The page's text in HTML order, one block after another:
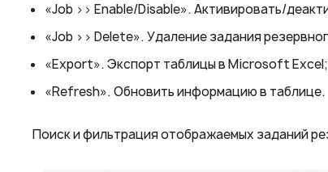
«Job >> Enable/Disable». Активировать/
«Job >> Delete». Удаление задания
«Export». Экспорт таблицы в Microsoft Excel;
«Refresh». Обновить информацию в таблице.
Поиск и фильтрация отображаемых заданий